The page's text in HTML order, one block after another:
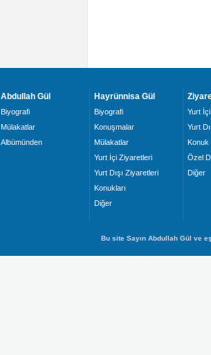
Abdullah Gül
Biyografi
Mülakatlar
Albümünden
Hayrünnisa Gül
Biyografi
Konuşmalar
Mülakatlar
Yurt İçi Ziyaretleri
Yurt Dışı Ziyaretleri
Konukları
Diğer
Yurt İçi
Yurt
Konuk
Özel
Diğer
Bu site Sayın Abdullah Gül ve